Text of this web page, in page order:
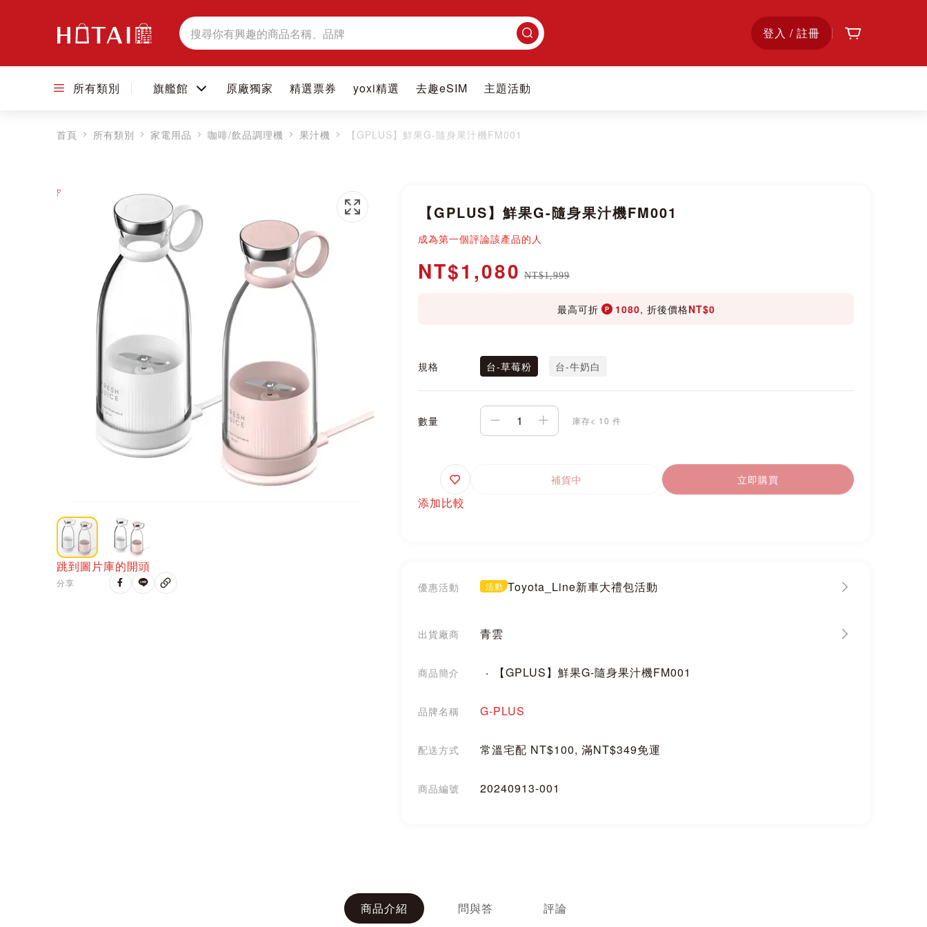
登入 / 註冊
搜
尋
搜
尋
所有類別 旗艦館 原廠獨家 精選票券 yoxi精選 去趣eSIM 主題活動
首頁 所有類別 家電用品 咖啡/飲品調理機 果汁機 【GPLUS】鮮果G-隨身果汁機FM001
跳到圖片庫的末尾
跳到圖片庫的開頭
分享
【GPLUS】鮮果G-隨身果汁機FM001
成為第一個評論該產品的人
NT$1,080 NT$1,999
最高可折 1080, 折後價格NT$0
規格 台-草莓粉 台-牛奶白
數量 庫存< 10 件
補貨中 立即購買
追
添加比較
優惠活動 活動 Toyota_Line新車大禮包活動
出貨廠商 青雲
商品簡介 【GPLUS】鮮果G-隨身果汁機FM001
品牌名稱 G-PLUS
配送方式 常溫宅配 NT$100, 滿NT$349免運
商品編號 20240913-001
商品介紹 問與答 評論